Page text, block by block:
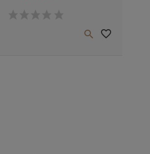
 favorite_border